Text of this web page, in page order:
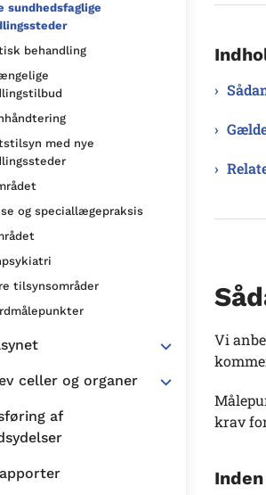
sundhedsfaglige
behandling
med nye
og speciallægepraksis
tilsynsområder
celler og organer
af
Vi
krav